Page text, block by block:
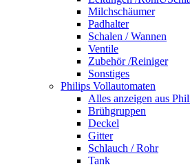
Milchschäumer
Padhalter
Schalen / Wannen
Ventile
Zubehör /Reiniger
Sonstiges
Philips Vollautomaten
Alles anzeigen aus
Brühgruppen
Deckel
Gitter
Schlauch / Rohr
Tank